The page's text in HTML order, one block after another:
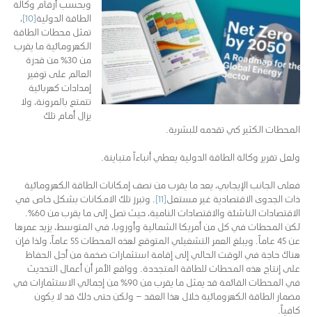
وبحسب أرقام وكالة
الطاقة الدولية[10]
،
تمثل محطات الطاقة
الكهرومائية ما يقرب
من 30٪ من قدرة
العالم على توفير
إمدادات كهربائية
تتمتع بالمرونة، ولا
يزال أمام تلك
المحطات الكثير كي تقدمه للبشرية.
ولعل تقرير وكالة الطاقة الدولية يعطي أنباءاً متباينة.
فعلى الجانب الإيجابي، يعد ما يقرب من نصف إمكانات الطاقة الكهرومائية
ذات الجدوى الاقتصادية غير مستغل[11]
. وتبرز تلك الامكانات بشكل خاص في
الاقتصادات الناشئة والاقتصادات النامية، حيث تصل إلى ما يقرب من 60٪.
لكن المحطات في كل من أمريكا الشمالية وأوروبا، في المتوسط، يزيد عمرها
عن 45 عاماً. ويبلغ العمر التشغيلي المتوقع لهذه المحطات 55 عاماً، ولذا فإن
هناك حاجة في الوقت الحالي إلى إقامة استثمارات ضخمة من أجل الحفاظ
على إنتاج هذه المحطات للطاقة المتجددة. وواقع الأمر أن أعمال التحديث
في المحطات القائمة قد يمثل ما يقرب من 90٪ من إجمالي الاستثمارات في
مضمار الطاقة الكهرومائية خلال هذا العقد – ولكن حتى ذلك قد لا يكون
كافياً.